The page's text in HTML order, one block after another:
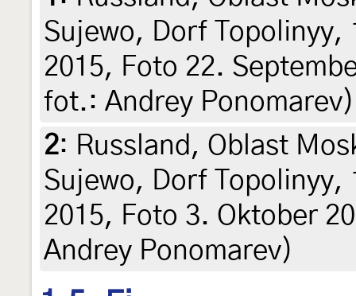
Sujewo, Dorf Topolinyy,
2015, Foto 22.
fot.: Andrey Ponomarev)
2: Russland, Oblast
Sujewo, Dorf Topolinyy,
2015, Foto 3. Oktober
Andrey Ponomarev)